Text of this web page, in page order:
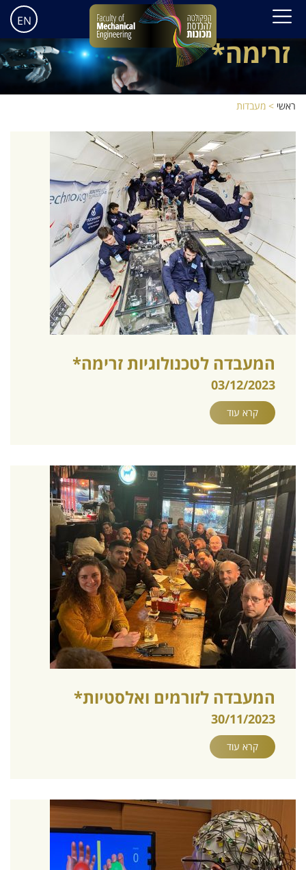
EN המעבדה לטכנולוגיות
זרימה*
ראשי > מעבדות
המעבדה לטכנולוגיות זרימה*
03/12/2023
קרא עוד
המעבדה לזורמים ואלסטיות*
30/11/2023
קרא עוד